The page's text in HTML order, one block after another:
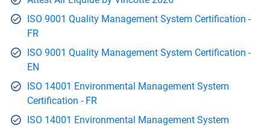
ISO 9001 Quality Management System Certification -
FR
ISO 9001 Quality Management System Certification -
EN
ISO 14001 Environmental Management System
Certification - FR
ISO 14001 Environmental Management System